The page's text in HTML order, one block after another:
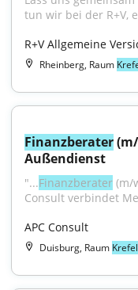
tun wir bei der R+V,
R+V Allgemeine
Rheinberg, Raum
Finanzberater
Außendienst
"...Finanzberater (m/
Consult verbindet
APC Consult
Duisburg, Raum